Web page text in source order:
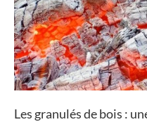
Les granulés de bois :